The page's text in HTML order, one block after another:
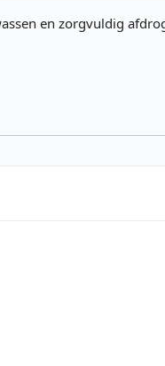
en zorgvuldig